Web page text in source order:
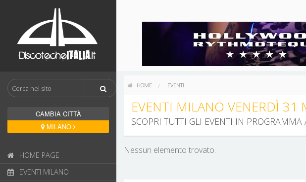
CAMBIA CITTÀ
MILANO
HOME PAGE
EVENTI MILANO
HOME EVENTI
EVENTI MILANO VENERDÌ
SCOPRI TUTTI GLI EVENTI IN
Nessun elemento trovato.